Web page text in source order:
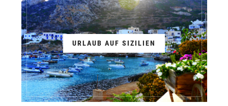
URLAUB AUF SIZILIEN